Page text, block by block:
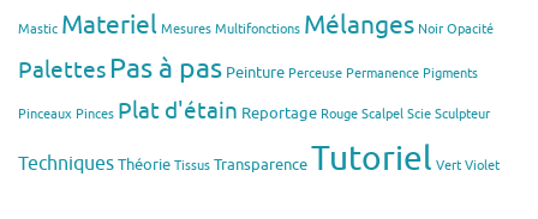
Mastic Materiel Mesures Multifonctions Mélanges Noir Opacité
Palettes Pas à pas Peinture Perceuse Permanence Pigments
Pinceaux Pinces Plat d'étain Reportage Rouge Scalpel Scie Sculpteur
TechniquesThéorie Tissus TransparenceTutoriel Vert Violet